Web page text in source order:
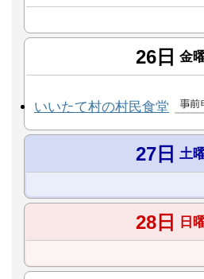
26日 金
いいたて村の村民食堂
27日 土
28日 日